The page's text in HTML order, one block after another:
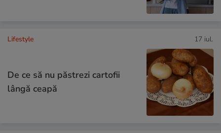
Lifestyle 17 iul.
De ce să nu păstrezi cartofii
lângă ceapă